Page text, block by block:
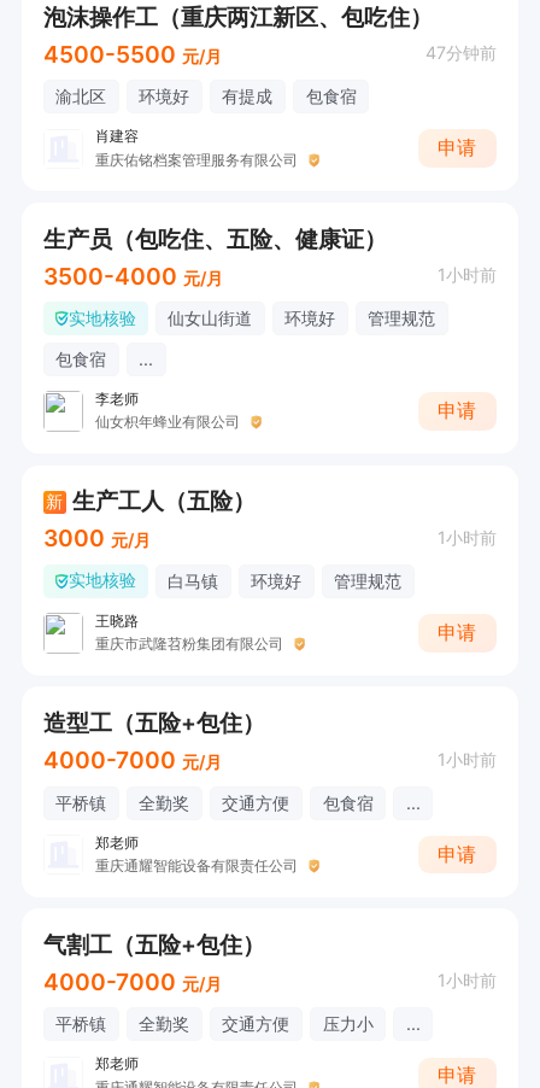
泡沫操作工（重庆两江新区、包吃住）
4500-5500 元/月 47分钟前
渝北区 环境好 有提成 包食宿
肖建容
重庆佑铭档案管理服务有限公司
申请
生产员（包吃住、五险、健康证）
3500-4000 元/月 1小时前
实地核验 仙女山街道 环境好
管理规范
包食宿
...
李老师
仙女枳年蜂业有限公司
申请
新 生产工人（五险）
3000 元/月 1小时前
实地核验 白马镇 环境好 管理规范
王晓路
重庆市武隆苕粉集团有限公司
申请
造型工（五险+包住）
4000-7000 元/月 1小时前
平桥镇 全勤奖 交通方便 包食宿 ...
郑老师
重庆通耀智能设备有限责任公司
申请
气割工（五险+包住）
4000-7000 元/月 1小时前
平桥镇 全勤奖 交通方便 压力小 ...
郑老师
申请